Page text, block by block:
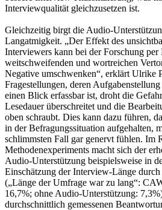
Interviewqualität gleichzusetzen ist.
Gleichzeitig birgt die Audio-
Langatmigkeit. „Der Effekt des
Interviewers kann bei der Forschung
weitschweifenden und wortreichen
Negative umschwenken“, erklärt Ulrike
Fragestellungen, deren
einen Blick erfassbar ist, droht die
Lesedauer überschreitet und die
oben schraubt. Dies kann dazu führen,
in der Befragungssituation aufgehalten,
schlimmsten Fall gar genervt fühlen. Im
Methodenexperiments macht sich der
Audio-Unterstützung beispielsweise in
Einschätzung der Interview-Länge
(„Länge der Umfrage war zu lang“:
16,7%; ohne Audio-Unterstützung:
durchschnittlich gemessenen